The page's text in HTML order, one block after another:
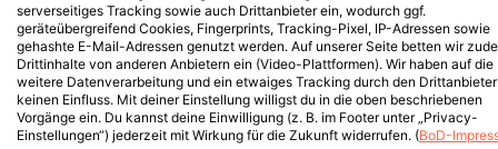
serverseitiges Tracking sowie auch Drittanbieter ein, wodurch ggf.
geräteübergreifend Cookies, Fingerprints, Tracking-Pixel, IP-Adressen sowie
gehashte E-Mail-Adressen genutzt werden. Auf unserer Seite betten wir
Drittinhalte von anderen Anbietern ein (Video-Plattformen). Wir haben auf die
weitere Datenverarbeitung und ein etwaiges Tracking durch den Drittanbieter
keinen Einfluss. Mit deiner Einstellung willigst du in die oben beschriebenen
Vorgänge ein. Du kannst deine Einwilligung (z. B. im Footer unter „Privacy-
Einstellungen“) jederzeit mit Wirkung für die Zukunft widerrufen. (BoD-